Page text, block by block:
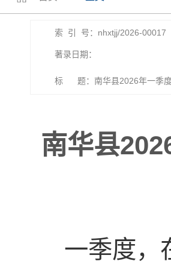
索 引 号：nhxtjj/2026-00017
著录日期：
标 题：南华县2026年一季度
南华县
一季度，